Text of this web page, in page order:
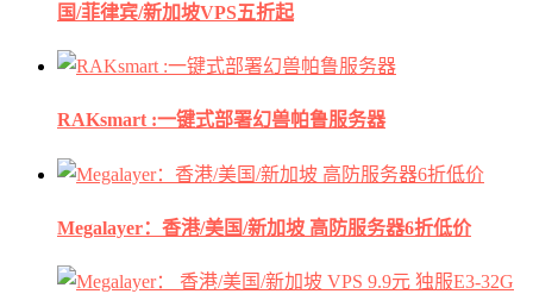
国/菲律宾/新加坡VPS五折起
RAKsmart :一键式部署幻兽帕鲁服务器
Megalayer：香港/美国/新加坡 高防服务器6折低价